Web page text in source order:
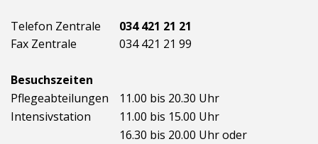
Telefon Zentrale
034 421 21 21
Fax Zentrale
034 421 21 99
Besuchszeiten
Pflegeabteilungen
11.00 bis 20.30 Uhr
Intensivstation
11.00 bis 15.00 Uhr
16.30 bis 20.00 Uhr oder